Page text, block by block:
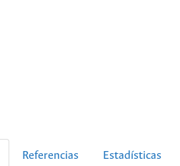
Referencias Estadísticas